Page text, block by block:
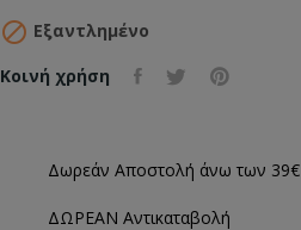
 Εξαντλημένο
Κοινή χρήση
Δωρεάν Αποστολή άνω των 39€
ΔΩΡΕΑΝ Αντικαταβολή